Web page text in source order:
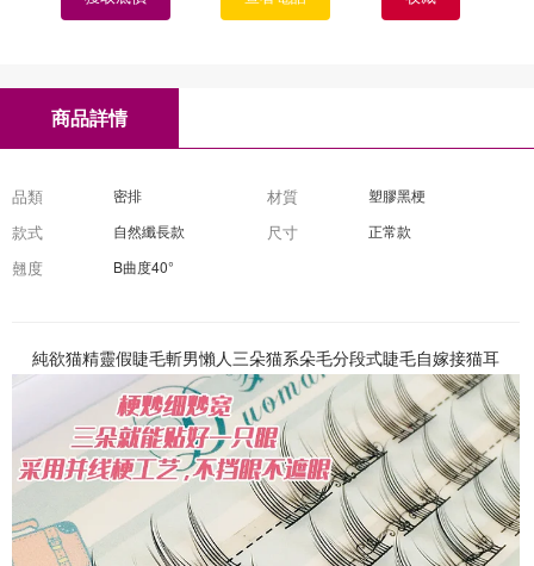
商品詳情
品類 密排 材質 塑膠黑梗
款式 自然纖長款 尺寸 正常款
翹度 B曲度40°
純欲猫精靈假睫毛斬男懶人三朵猫系朵毛分段式睫毛自嫁接猫耳